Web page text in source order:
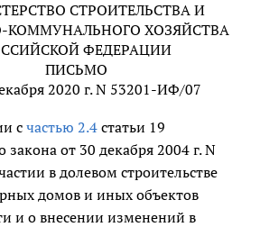
СТРОИТЕЛЬСТВА И
ХОЗЯЙСТВА
ФЕДЕРАЦИИ
ПИСЬМО
2020 г. N 53201-ИФ/07
счастью 2.4 статьи 19
закона от 30 декабря 2004 г. N
в долевом строительстве
домов и иных объектов
и о внесении изменений в